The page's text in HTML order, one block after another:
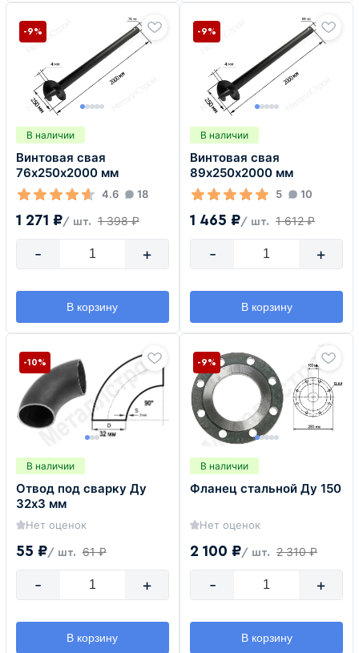
В наличии
Винтовая свая
76х250х2000 мм
4.6 18
1 271 ₽/ шт. 1 398 ₽
-9%
- +
В корзину
В наличии
Винтовая свая
89х250х2000 мм
5 10
1 465 ₽/ шт. 1 612 ₽
-9%
- +
В корзину
В наличии
Отвод под сварку Ду
32х3 мм
Нет оценок
55 ₽/ шт. 61 ₽
-10%
- +
В корзину
В наличии
Фланец стальной Ду 150
Нет оценок
2 100 ₽/ шт. 2 310 ₽
-9%
- +
В корзину